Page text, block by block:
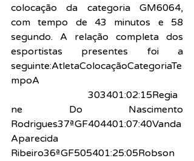
colocação da categoria GM6064,
com tempo de 43 minutos e 58
segundo. A relação completa dos
esportistas presentes foi a
seguinte:AtletaColocaçãoCategoriaTe
mpoA
303401:02:15Regia
ne Do Nascimento
Rodrigues37ªGF404401:07:40Vanda
Aparecida
Ribeiro36ªGF505401:25:05Robson